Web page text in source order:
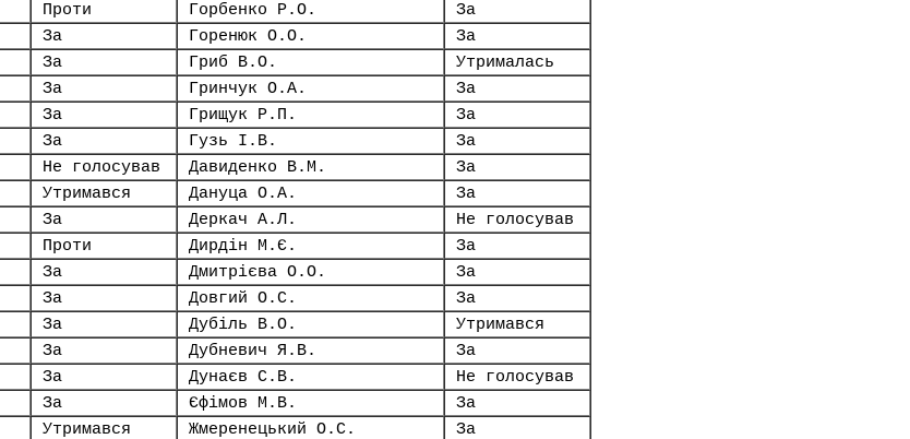
Проти Горбенко Р.О.
За
За Горенюк О.О.
За
За Гриб В.О.
Утрималась
За Гринчук О.А.
За
За Грищук Р.П.
За
За Гузь І.В.
За
Не голосував Давиденко В.М.
За
Утримався Дануца О.А.
За
За Деркач А.Л.
Не голосував
Проти Дирдін М.Є.
За
За Дмитрієва О.О.
За
За Довгий О.С.
За
За Дубіль В.О.
Утримався
За Дубневич Я.В.
За
За Дунаєв С.В.
Не голосував
За Єфімов М.В.
За
Утримався Жмеренецький О.С.
За